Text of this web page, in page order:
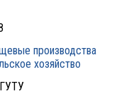
производства
хозяйство